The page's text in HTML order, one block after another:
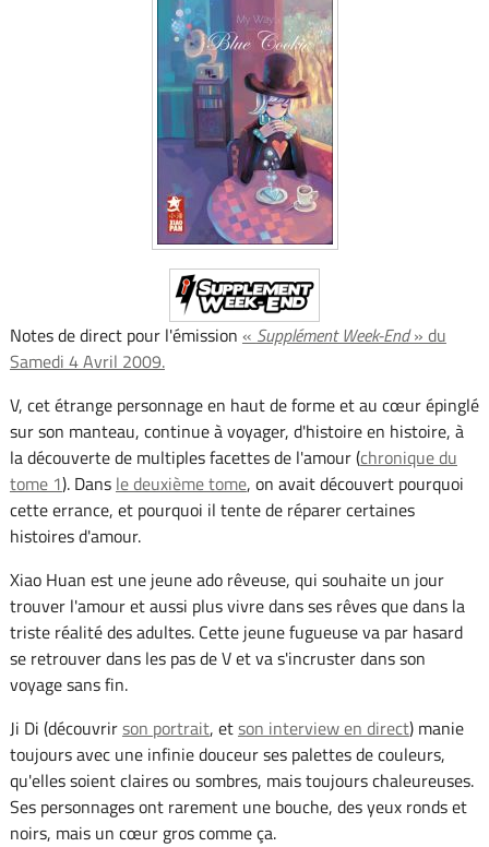
Notes de direct pour l'émission « Supplément Week-End» du
Samedi 4 Avril 2009.
V, cet étrange personnage en haut de forme et au cœur épinglé
sur son manteau, continue à voyager, d'histoire en histoire, à
la découverte de multiples facettes de l'amour (chronique du
tome 1). Dans le deuxième tome, on avait découvert pourquoi
cette errance, et pourquoi il tente de réparer certaines
histoires d'amour.
Xiao Huan est une jeune ado rêveuse, qui souhaite un jour
trouver l'amour et aussi plus vivre dans ses rêves que dans la
triste réalité des adultes. Cette jeune fugueuse va par hasard
se retrouver dans les pas de V et va s'incruster dans son
voyage sans fin.
Ji Di (découvrirson portrait, etson interview en direct) manie
toujours avec une infinie douceur ses palettes de couleurs,
qu'elles soient claires ou sombres, mais toujours chaleureuses.
Ses personnages ont rarement une bouche, des yeux ronds et
noirs, mais un cœur gros comme ça.